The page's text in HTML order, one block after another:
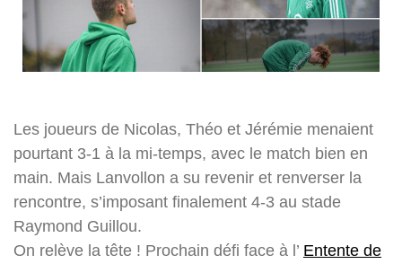
Les joueurs de Nicolas, Théo et Jérémie menaient
pourtant 3-1 à la mi-temps, avec le match bien en
main. Mais Lanvollon a su revenir et renverser la
rencontre, s’imposant finalement 4-3 au stade
Raymond Guillou.
On relève la tête ! Prochain défi face à l’ Entente de